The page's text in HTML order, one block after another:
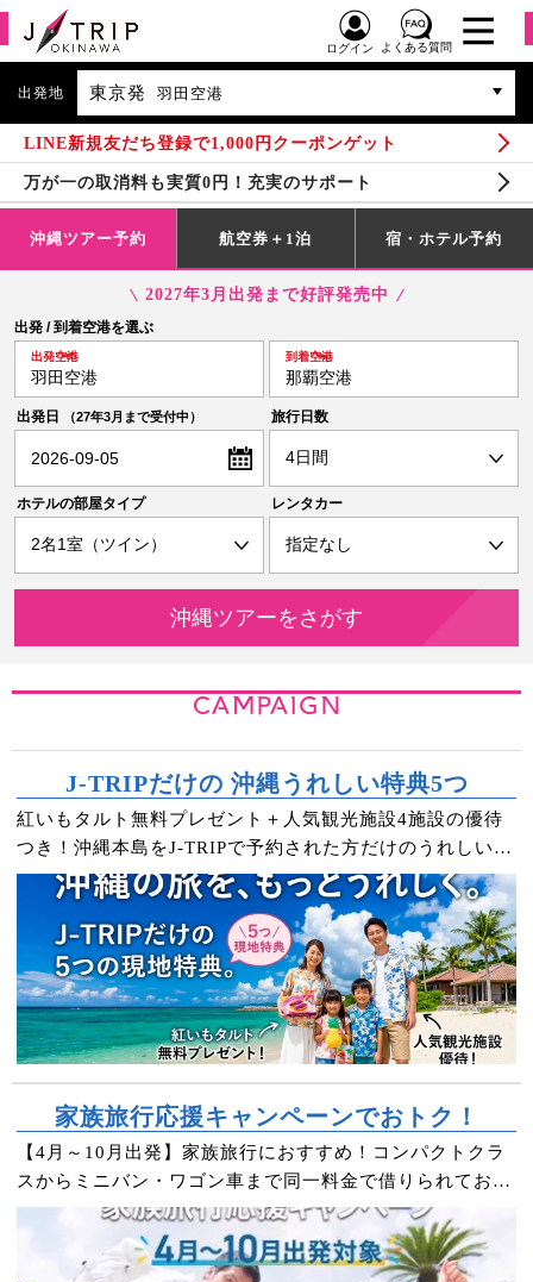
ログイン よくある質問
出発地 東京発 羽田空港
LINE新規友だち登録で1,000円クーポンゲット
万が一の取消料も実質0円！充実のサポート
沖縄ツアー予約 航空券＋1泊 宿・ホテル予約
2027年3月出発まで好評発売中
出発日 （27年3月まで受付中）
2026-09-05
旅行日数
ホテルの部屋タイプ レンタカー
出発 / 到着空港を選ぶ
出発空港
羽田空港
到着空港
那覇空港
CAMPAIGN
J-TRIPだけの 沖縄うれしい特典5つ
紅いもタルト無料プレゼント＋人気観光施設4施設の優待
つき！沖縄本島をJ-TRIPで予約された方だけのうれしい特
典です。
家族旅行応援キャンペーンでおトク！
【4月～10月出発】家族旅行におすすめ！コンパクトクラ
スからミニバン・ワゴン車まで同一料金で借りられておト
クな特別キャンペーン実施中♪